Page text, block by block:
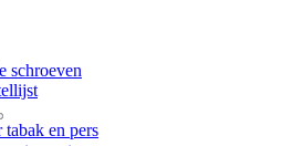
schroeven
en pers